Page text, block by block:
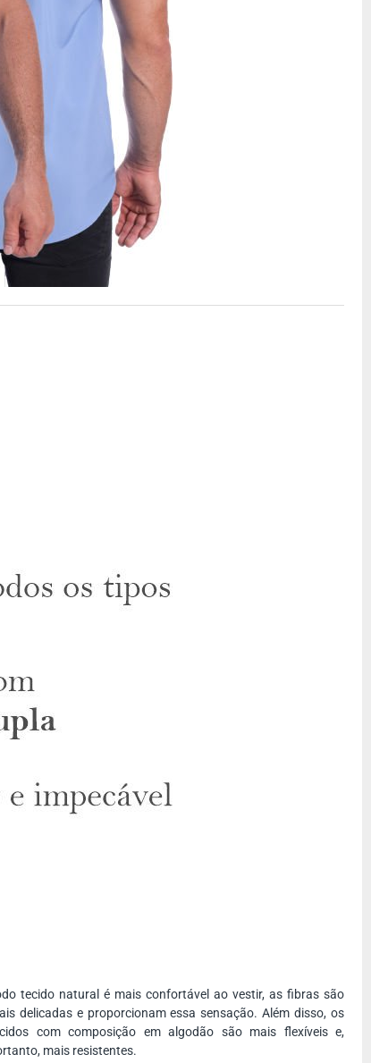
oferece parcelamento em até 12 vezes, sendo até
e atendimento faz da Dommen a escolha certa para
tecido natural é mais confortável ao vestir, as fibras são
delicadas e proporcionam essa sensação. Além disso, os
com composição em algodão são mais flexíveis e,
mais resistentes.